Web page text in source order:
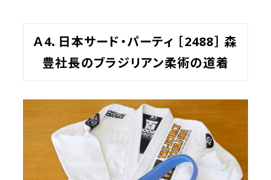
Ａ4．日本サード・パーティ ［2488］ 森
豊社長のブラジリアン柔術の道着